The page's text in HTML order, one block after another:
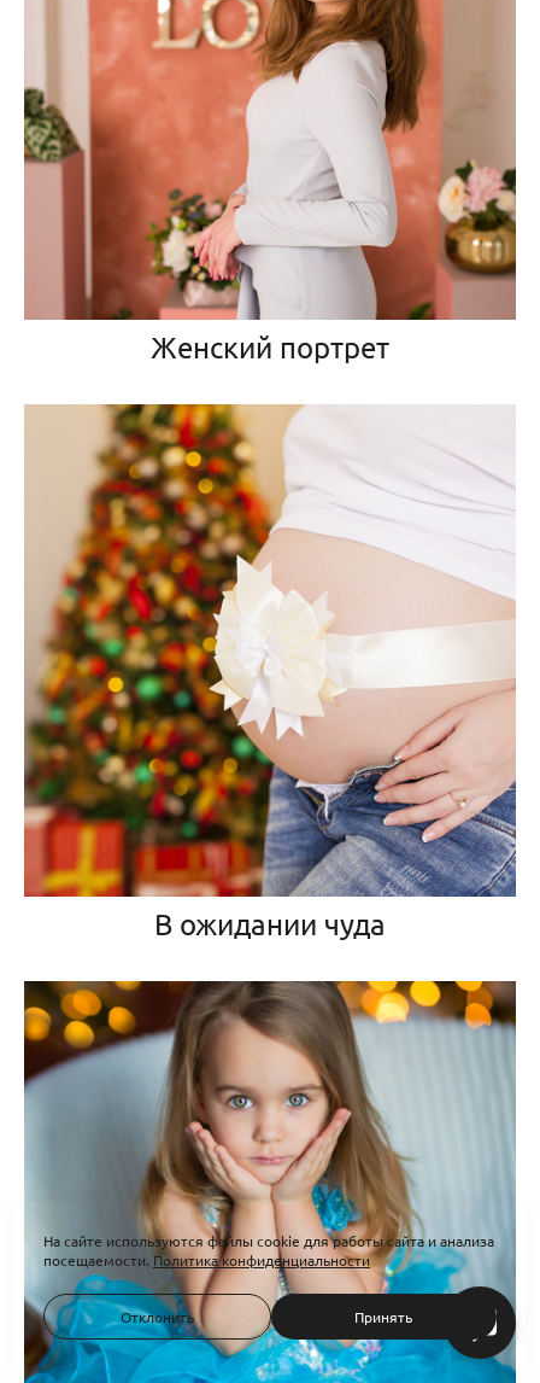
Женский портрет
В ожидании чуда
На сайте используются файлы cookie для работы сайта и анализа
посещаемости. Политика конфиденциальности
Отклонить Принять